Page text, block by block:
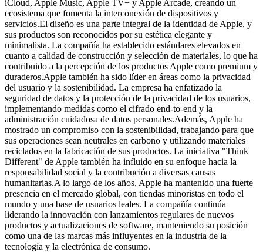
iCloud, Apple Music, Apple TV+ y Apple Arcade, creando un
ecosistema que fomenta la interconexión de dispositivos y
servicios.El diseño es una parte integral de la identidad de Apple, y
sus productos son reconocidos por su estética elegante y
minimalista. La compañía ha establecido estándares elevados en
cuanto a calidad de construcción y selección de materiales, lo que ha
contribuido a la percepción de los productos Apple como premium y
duraderos.Apple también ha sido líder en áreas como la privacidad
del usuario y la sostenibilidad. La empresa ha enfatizado la
seguridad de datos y la protección de la privacidad de los usuarios,
implementando medidas como el cifrado end-to-end y la
administración cuidadosa de datos personales.Además, Apple ha
mostrado un compromiso con la sostenibilidad, trabajando para que
sus operaciones sean neutrales en carbono y utilizando materiales
reciclados en la fabricación de sus productos. La iniciativa "Think
Different" de Apple también ha influido en su enfoque hacia la
responsabilidad social y la contribución a diversas causas
humanitarias.A lo largo de los años, Apple ha mantenido una fuerte
presencia en el mercado global, con tiendas minoristas en todo el
mundo y una base de usuarios leales. La compañía continúa
liderando la innovación con lanzamientos regulares de nuevos
productos y actualizaciones de software, manteniendo su posición
como una de las marcas más influyentes en la industria de la
tecnología y la electrónica de consumo.